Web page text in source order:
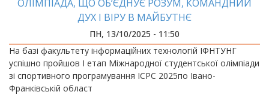
ОЛІМПІАДА, ЩО ОБ’ЄДНУЄ РОЗУМ, КОМАНДНИЙ
ДУХ І ВІРУ В МАЙБУТНЄ
ПН, 13/10/2025 - 11:50
На базі факультету інформаційних технологій ІФНТУНГ
успішно пройшов І етап Міжнародної студентської олімпіади
зі спортивного програмування ICPC 2025по Івано-
Франківській област